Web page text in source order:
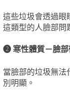
這些垃圾會透過眼
這類型的人臉部問
❷寒性體質－臉
當臉部的垃圾無
別明顯。